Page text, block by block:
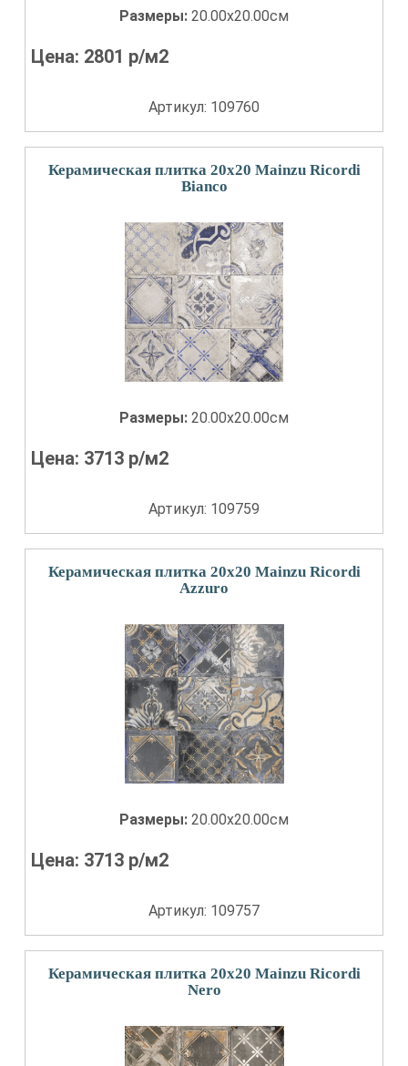
Размеры: 20.00x20.00см
Цена: 2801 р/м2
Артикул: 109760
Керамическая плитка 20x20 Mainzu Ricordi
Bianco
Размеры: 20.00x20.00см
Цена: 3713 р/м2
Артикул: 109759
Керамическая плитка 20x20 Mainzu Ricordi
Azzuro
Размеры: 20.00x20.00см
Цена: 3713 р/м2
Артикул: 109757
Керамическая плитка 20x20 Mainzu Ricordi
Nero